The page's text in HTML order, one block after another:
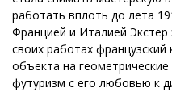
работать вплоть до лета
Францией и Италией
своих работах
объекта на
футуризм с его любовью к